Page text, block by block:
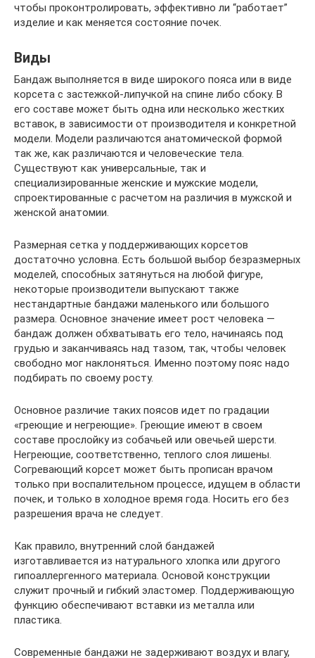
чтобы проконтролировать, эффективно ли “работает”
изделие и как меняется состояние почек.
Виды
Бандаж выполняется в виде широкого пояса или в виде
корсета с застежкой-липучкой на спине либо сбоку. В
его составе может быть одна или несколько жестких
вставок, в зависимости от производителя и конкретной
модели. Модели различаются анатомической формой
так же, как различаются и человеческие тела.
Существуют как универсальные, так и
специализированные женские и мужские модели,
спроектированные с расчетом на различия в мужской и
женской анатомии.
Размерная сетка у поддерживающих корсетов
достаточно условна. Есть большой выбор безразмерных
моделей, способных затянуться на любой фигуре,
некоторые производители выпускают также
нестандартные бандажи маленького или большого
размера. Основное значение имеет рост человека —
бандаж должен обхватывать его тело, начинаясь под
грудью и заканчиваясь над тазом, так, чтобы человек
свободно мог наклоняться. Именно поэтому пояс надо
подбирать по своему росту.
Основное различие таких поясов идет по градации
«греющие и негреющие». Греющие имеют в своем
составе прослойку из собачьей или овечьей шерсти.
Негреющие, соответственно, теплого слоя лишены.
Согревающий корсет может быть прописан врачом
только при воспалительном процессе, идущем в области
почек, и только в холодное время года. Носить его без
разрешения врача не следует.
Как правило, внутренний слой бандажей
изготавливается из натурального хлопка или другого
гипоаллергенного материала. Основой конструкции
служит прочный и гибкий эластомер. Поддерживающую
функцию обеспечивают вставки из металла или
пластика.
Современные бандажи не задерживают воздух и влагу,